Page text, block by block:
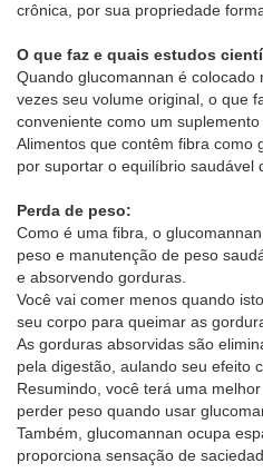
crônica, por sua propriedade
O que faz e quais estudos
Quando glucomannan é colocado
vezes seu volume original, o que
conveniente como um suplemento
Alimentos que contêm fibra como
por suportar o equilíbrio saudável
Perda de peso:
Como é uma fibra, o
peso e manutenção de peso
e absorvendo gorduras.
Você vai comer menos quando
seu corpo para queimar as
As gorduras absorvidas são
pela digestão, aulando seu efeito
Resumindo, você terá uma
perder peso quando usar
Também, glucomannan ocupa
proporciona sensação de